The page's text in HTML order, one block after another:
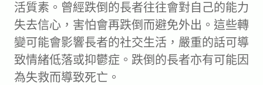
活質素。曾經跌倒的長者往往會對自己的能力
失去信心，害怕會再跌倒而避免外出。這些轉
變可能會影響長者的社交生活，嚴重的話可導
致情緒低落或抑鬱症。跌倒的長者亦有可能因
為失救而導致死亡。